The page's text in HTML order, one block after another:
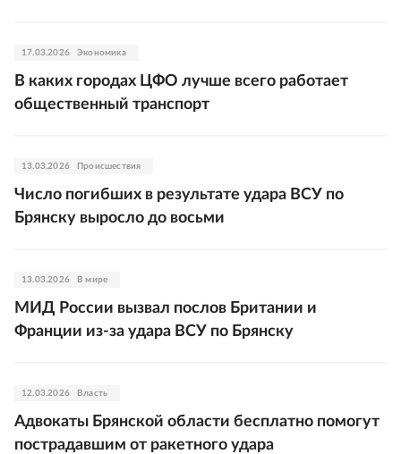
17.03.2026 Экономика
В каких городах ЦФО лучше всего работает
общественный транспорт
13.03.2026 Происшествия
Число погибших в результате удара ВСУ по
Брянску выросло до восьми
13.03.2026 В мире
МИД России вызвал послов Британии и
Франции из-за удара ВСУ по Брянску
12.03.2026 Власть
Адвокаты Брянской области бесплатно помогут
пострадавшим от ракетного удара